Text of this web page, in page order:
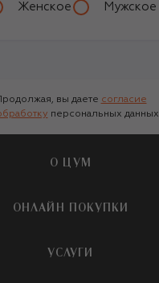
Женское Мужское
вы даете согласие
персональных данных
О ЦУМ
О магазине
Бутики и ПВЗ ЦУМ
ОНЛАЙН ПОКУПКИ
УСЛУГИ